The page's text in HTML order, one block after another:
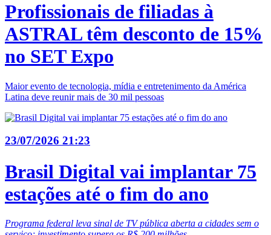
Profissionais de filiadas à
ASTRAL têm desconto de 15%
no SET Expo
Maior evento de tecnologia, mídia e entretenimento da América
Latina deve reunir mais de 30 mil pessoas
23/07/2026 21:23
Brasil Digital vai implantar 75
estações até o fim do ano
Programa federal leva sinal de TV pública aberta a cidades sem o